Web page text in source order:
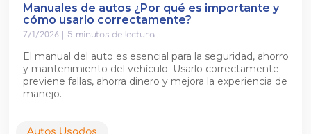
Manuales de autos ¿Por qué es importante y
cómo usarlo correctamente?
7/1/2026| 5 minutos de lectura
El manual del auto es esencial para la seguridad, ahorro
y mantenimiento del vehículo. Usarlo correctamente
previene fallas, ahorra dinero y mejora la experiencia de
manejo.
Autos Usados